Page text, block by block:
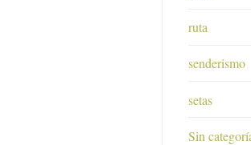
ruta
senderismo
setas
Sin